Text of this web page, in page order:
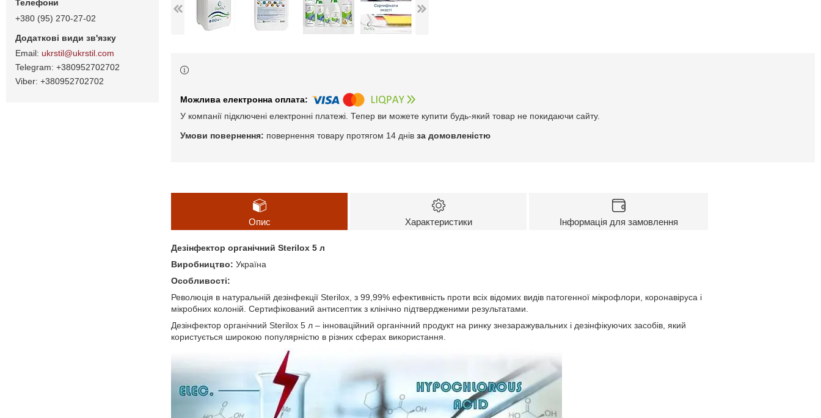
У компанії підключені електронні платежі. Тепер ви можете купити будь-який товар не покидаючи сайту.
повернення товару протягом 14 днів за домовленістю
Опис Характеристики Інформація для замовлення
Дезінфектор органічний Sterilox 5 л
Виробництво: Україна
Особливості:
Революція в натуральній дезінфекції Sterilox, з 99,99% ефективність проти всіх відомих видів патогенної мікрофлори, коронавіруса і
мікробних колоній. Сертифікований антисептик з клінічно підтвердженими результатами.
Дезінфектор органічний Sterilox 5 л – інноваційний органічний продукт на ринку знезаражувальних і дезінфікуючих засобів, який
користується широкою популярністю в різних сферах використання.
+380 (95) 270-27-02
ukrstil@ukrstil.com
+380952702702
+380952702702